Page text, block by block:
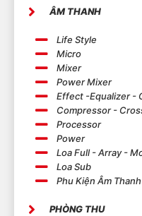
ÂM THANH
Life Style
Micro
Mixer
Power Mixer
Effect -Equalizer -
Compressor -
Processor
Power
Loa Full - Array -
Loa Sub
Phu Kiện Âm Thanh
PHÒNG THU